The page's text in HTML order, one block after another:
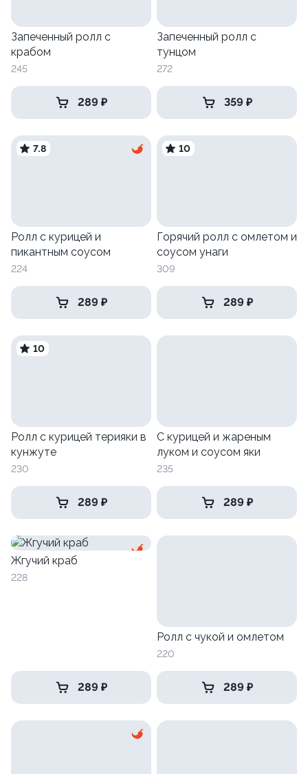
Запеченный ролл с
крабом
245
289 ₽
Запеченный ролл с
тунцом
272
359 ₽
7.8
Ролл с курицей и
пикантным соусом
224
289 ₽
10
Горячий ролл с омлетом и
соусом унаги
309
289 ₽
10
Ролл с курицей терияки в
кунжуте
230
289 ₽
С курицей и жареным
луком и соусом яки
235
289 ₽
Жгучий краб
228
289 ₽
Ролл с чукой и омлетом
220
289 ₽